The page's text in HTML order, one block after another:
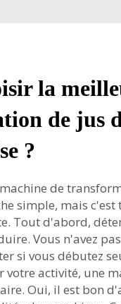
la
de jus
?
de
simple, mais
Tout d'abord,
Vous n'avez
si vous débutez
votre activité, une
Oui, il est bon